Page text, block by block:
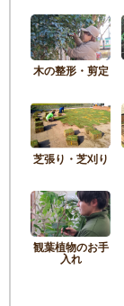
木の整形・剪定
芝張り・芝刈り
観葉植物のお手
入れ